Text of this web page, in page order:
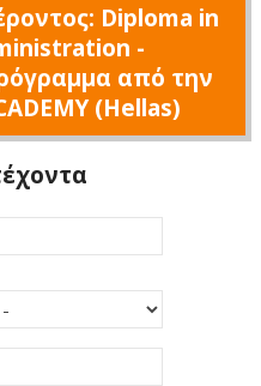
Diploma in
-
από την
(Hellas)